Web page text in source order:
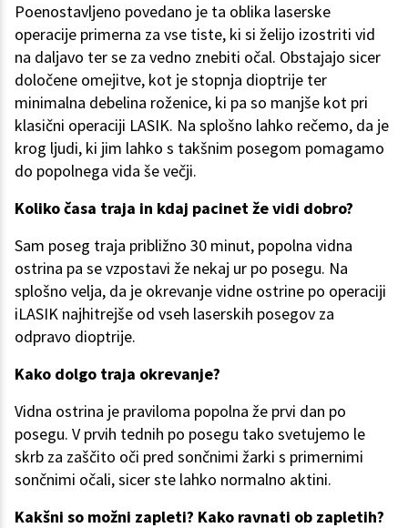
Poenostavljeno povedano je ta oblika laserske
operacije primerna za vse tiste, ki si želijo izostriti vid
na daljavo ter se za vedno znebiti očal. Obstajajo sicer
določene omejitve, kot je stopnja dioptrije ter
minimalna debelina roženice, ki pa so manjše kot pri
klasični operaciji LASIK. Na splošno lahko rečemo, da je
krog ljudi, ki jim lahko s takšnim posegom pomagamo
do popolnega vida še večji.
Koliko časa traja in kdaj pacinet že vidi dobro?
Sam poseg traja približno 30 minut, popolna vidna
ostrina pa se vzpostavi že nekaj ur po posegu. Na
splošno velja, da je okrevanje vidne ostrine po operaciji
iLASIK najhitrejše od vseh laserskih posegov za
odpravo dioptrije.
Kako dolgo traja okrevanje?
Vidna ostrina je praviloma popolna že prvi dan po
posegu. V prvih tednih po posegu tako svetujemo le
skrb za zaščito oči pred sončnimi žarki s primernimi
sončnimi očali, sicer ste lahko normalno aktini.
Kakšni so možni zapleti? Kako ravnati ob zapletih?